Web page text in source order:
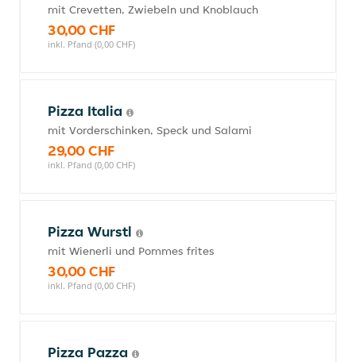
mit Crevetten, Zwiebeln und Knoblauch
30,00 CHF
inkl. Pfand (0,00 CHF)
Pizza Italia
mit Vorderschinken, Speck und Salami
29,00 CHF
inkl. Pfand (0,00 CHF)
Pizza Wurstl
mit Wienerli und Pommes frites
30,00 CHF
inkl. Pfand (0,00 CHF)
Pizza Pazza